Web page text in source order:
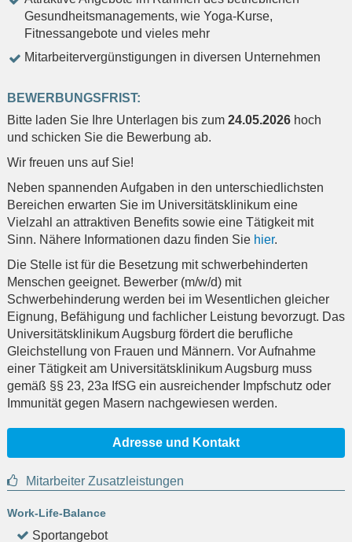
Gesundheitsmanagements, wie Yoga-Kurse,
Fitnessangebote und vieles mehr
Mitarbeitervergünstigungen in diversen Unternehmen
BEWERBUNGSFRIST:
Bitte laden Sie Ihre Unterlagen bis zum 24.05.2026 hoch
und schicken Sie die Bewerbung ab.
Wir freuen uns auf Sie!
Neben spannenden Aufgaben in den unterschiedlichsten
Bereichen erwarten Sie im Universitätsklinikum eine
Vielzahl an attraktiven Benefits sowie eine Tätigkeit mit
Sinn. Nähere Informationen dazu finden Sie hier.
Die Stelle ist für die Besetzung mit schwerbehinderten
Menschen geeignet. Bewerber (m/w/d) mit
Schwerbehinderung werden bei im Wesentlichen gleicher
Eignung, Befähigung und fachlicher Leistung bevorzugt. Das
Universitätsklinikum Augsburg fördert die berufliche
Gleichstellung von Frauen und Männern. Vor Aufnahme
einer Tätigkeit am Universitätsklinikum Augsburg muss
gemäß §§ 23, 23a IfSG ein ausreichender Impfschutz oder
Immunität gegen Masern nachgewiesen werden.
Adresse und Kontakt
Mitarbeiter Zusatzleistungen
Work-Life-Balance
Sportangebot